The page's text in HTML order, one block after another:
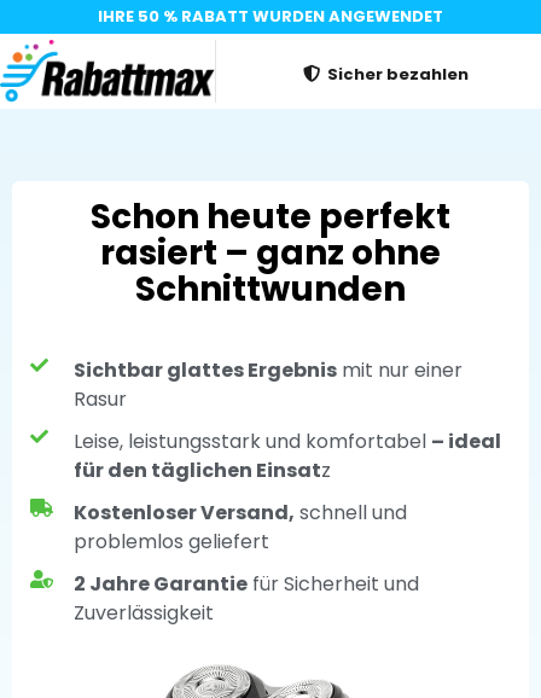
IHRE 50 % RABATT WURDEN ANGEWENDET
Sicher bezahlen
Schon heute perfekt
rasiert – ganz ohne
Schnittwunden
Sichtbar glattes Ergebnismit nur einer
Rasur
Leise, leistungsstark und komfortabel – ideal
für den täglichen Einsatz
Kostenloser Versand, schnell und
problemlos geliefert
2 Jahre Garantiefür Sicherheit und
Zuverlässigkeit